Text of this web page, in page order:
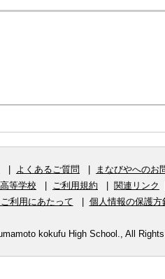
よくあるご質問 まなびやへのお
等学校 ご利用規約 関連リンク
利用にあたって 個人情報の保護方
kokufu High School., All Rights